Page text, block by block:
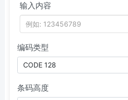
输入内容
编码类型
条码高度